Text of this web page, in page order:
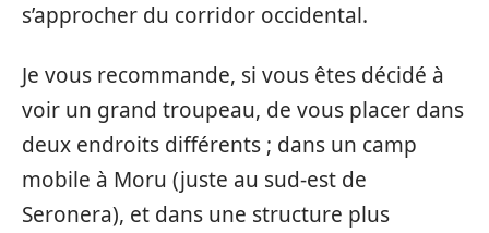
s’approcher du corridor occidental.
Je vous recommande, si vous êtes décidé à
voir un grand troupeau, de vous placer dans
deux endroits différents ; dans un camp
mobile à Moru (juste au sud-est de
Seronera), et dans une structure plus